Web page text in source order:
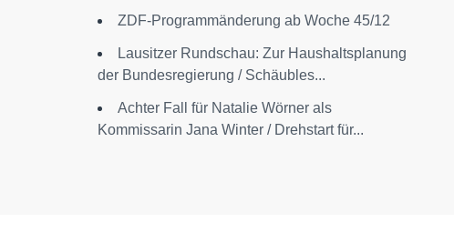
ZDF-Programmänderung ab Woche 45/12
Lausitzer Rundschau: Zur Haushaltsplanung
der Bundesregierung / Schäubles...
Achter Fall für Natalie Wörner als
Kommissarin Jana Winter / Drehstart für...